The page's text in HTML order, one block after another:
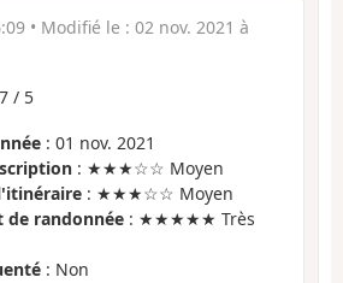
• Modifié le : 02 nov. 2021 à
/ 5
: 01 nov. 2021
: ★★★☆☆ Moyen
: ★★★☆☆ Moyen
randonnée : ★★★★★ Très
: Non